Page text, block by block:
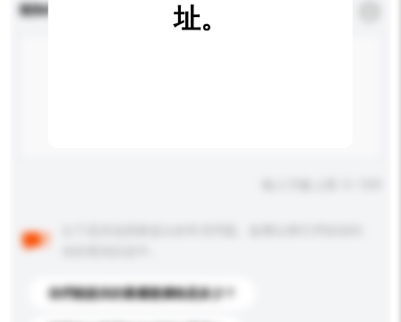
查詢內容
你們能提供的最優惠價格是多少？
址。